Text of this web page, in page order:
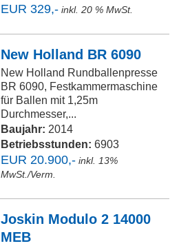
EUR 329,- inkl. 20 % MwSt.
New Holland BR 6090
New Holland Rundballenpresse
BR 6090, Festkammermaschine
für Ballen mit 1,25m
Durchmesser,...
Baujahr: 2014
Betriebsstunden: 6903
EUR 20.900,- inkl. 13%
MwSt./Verm.
Joskin Modulo 2 14000
MEB